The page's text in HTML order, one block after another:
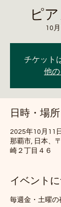
ピ
10
チケット
他
日時・場所
2025年10月11
那覇市, 日本、
崎２丁目４６
イベント
毎週金・土曜の